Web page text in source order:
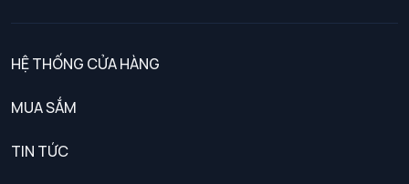
HỆ THỐNG CỬA HÀNG
MUA SẮM
TIN TỨC